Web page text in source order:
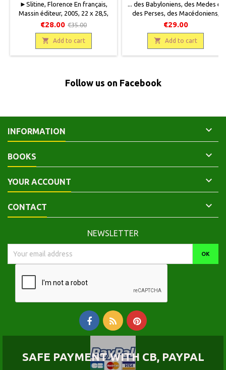
►Slitine, Florence En français,
Massin éditeur, 2005, 22 x 28,5,
173 pages, relié. Neuf,
9782707204653.Epuisé chez
l'éditeur.
€28.00 €35.00
 Add to cart
... des Babyloniens, des Medes et
des Perses, des Macédoniens,
des Grecs. Tome IX . Des
successeurs d'Alexandre .
Nouvelle édition Rollin En
français , Frères Estienne , 1764 ,
10 x 17 , 500 pages . Plein veau
tomaison en cuir, titre, filets et
€29.00
 Add to cart
Follow us on Facebook
INFORMATION 
BOOKS 
YOUR ACCOUNT 
CONTACT 
NEWSLETTER
SAFE PAYMENT WITH CB, PAYPAL